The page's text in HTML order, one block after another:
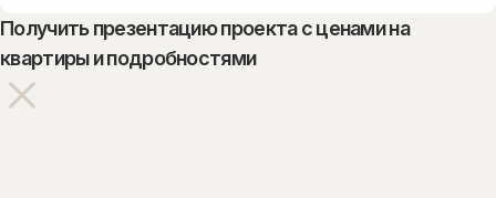
Получить презентацию проекта с ценами на
квартиры и подробностями